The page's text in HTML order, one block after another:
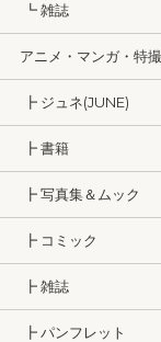
┗ 雑誌
アニメ・マンガ・特撮
┣ ジュネ(JUNE)
┣ 書籍
┣ 写真集＆ムック
┣ コミック
┣ 雑誌
┣ パンフレット